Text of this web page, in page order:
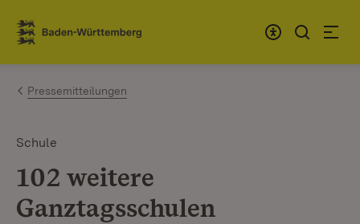
Zum Inhalt springen
Link zur Startseite
Pressemitteilungen
Schule
102 weitere
Ganztagsschulen